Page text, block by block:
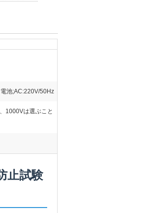
池;AC:220V/50Hz
1000Vは選ぶこと
止試験